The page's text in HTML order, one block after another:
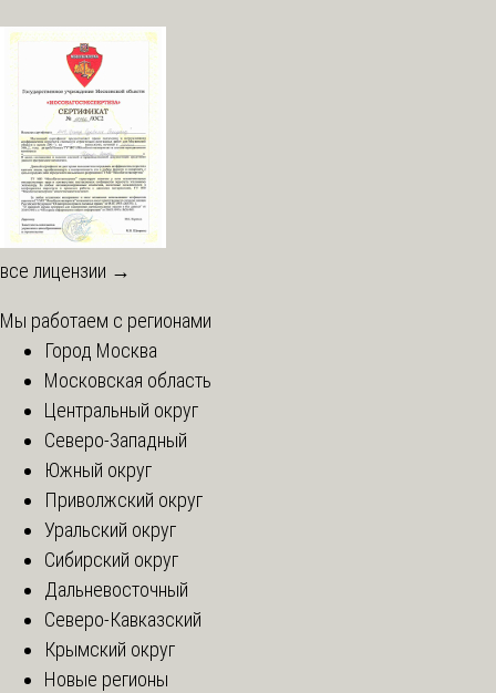
все лицензии →
Мы работаем с регионами
Город Москва
Московская область
Центральный округ
Северо-Западный
Южный округ
Приволжский округ
Уральский округ
Сибирский округ
Дальневосточный
Северо-Кавказский
Крымский округ
Новые регионы